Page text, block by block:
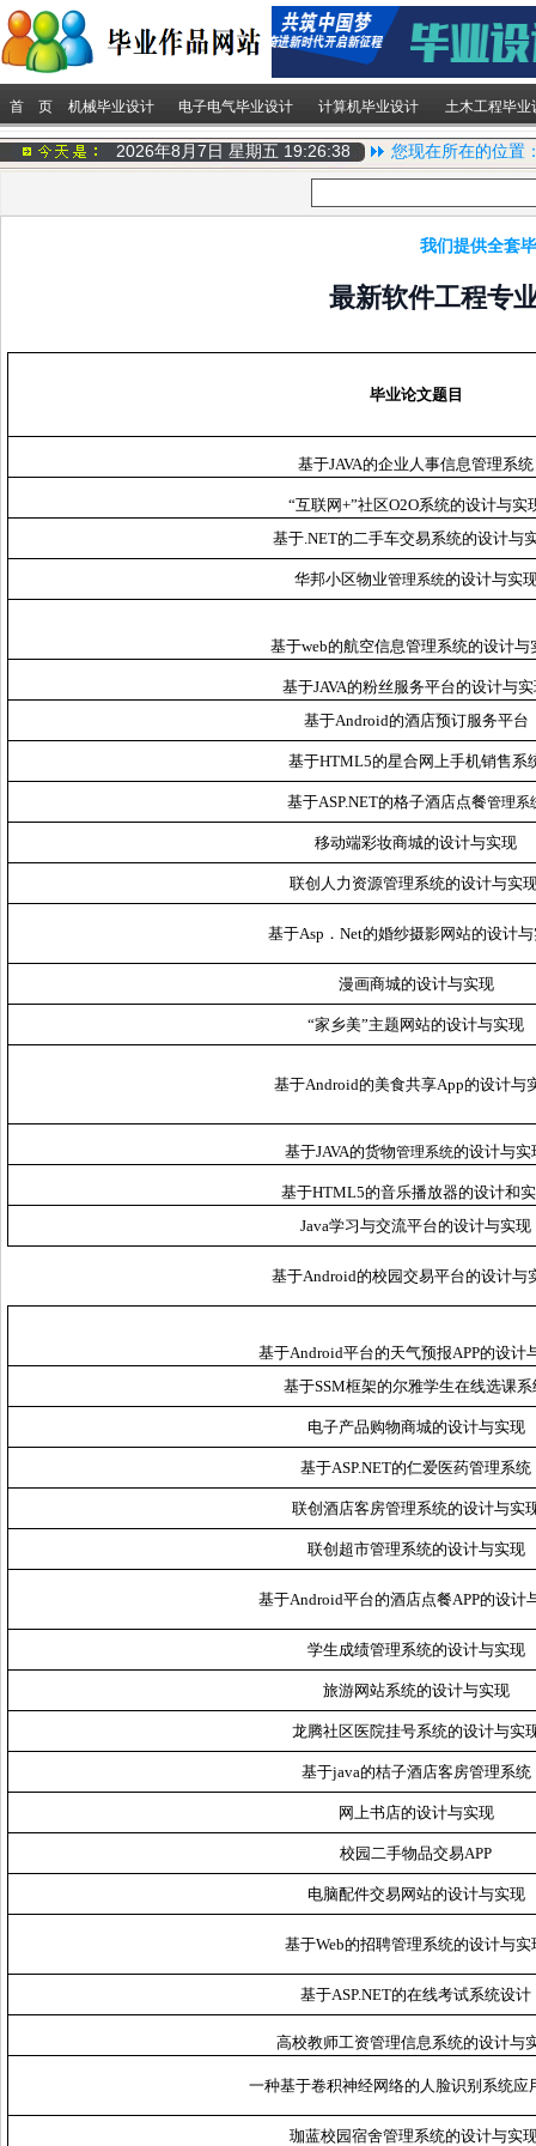
首 页 机械毕业设计 电子电气毕业设计 计算机毕业设计 土木工程毕业
2026年8月7日 星期五 19:26:38 您现在所在的位置
我们提供全套
最新软件工程专
毕业论文题目
基于JAVA的企业人事信息管理系统
“互联网+”社区O2O系统的设计与实
基于.NET的二手车交易系统的设计与
华邦小区物业管理系统的设计与实
基于web的航空信息管理系统的设计与
基于JAVA的粉丝服务平台的设计与
基于Android的酒店预订服务平台
基于HTML5的星合网上手机销售系
基于ASP.NET的格子酒店点餐管理系
移动端彩妆商城的设计与实现
联创人力资源管理系统的设计与实
基于Asp．Net的婚纱摄影网站的设计
漫画商城的设计与实现
“家乡美”主题网站的设计与实现
基于Android的美食共享App的设计与
基于JAVA的货物管理系统的设计与实
基于HTML5的音乐播放器的设计和
Java学习与交流平台的设计与实现
基于Android的校园交易平台的设计与
基于Android平台的天气预报APP的设计
基于SSM框架的尔雅学生在线选课系
电子产品购物商城的设计与实现
基于ASP.NET的仁爱医药管理系统
联创酒店客房管理系统的设计与实
联创超市管理系统的设计与实现
基于Android平台的酒店点餐APP的设计
学生成绩管理系统的设计与实现
旅游网站系统的设计与实现
龙腾社区医院挂号系统的设计与实
基于java的桔子酒店客房管理系统
网上书店的设计与实现
校园二手物品交易APP
电脑配件交易网站的设计与实现
基于Web的招聘管理系统的设计与实
基于ASP.NET的在线考试系统设计
高校教师工资管理信息系统的设计与
一种基于卷积神经网络的人脸识别系统应
珈蓝校园宿舍管理系统的设计与实